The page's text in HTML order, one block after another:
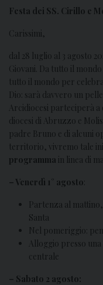
Festa dei SS. Cirillo e
Carissimi,
dal 28 luglio al 3 agosto
Giovani. Da tutto il
tutto il mondo per
Dio: sarà davvero un
Arcidiocesi parteciperà
diocesi di Abruzzo e
padre Bruno e di alcuni
territorio, vivremo tale
programma in linea di
– Venerdì 1° agosto:
Partenza al
Santa
Nel pomeriggio:
Alloggio presso
centrale
– Sabato 2 agosto: